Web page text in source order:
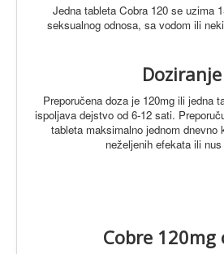
Jedna tableta Cobra 120 se uzima
seksualnog odnosa, sa vodom ili
Doziranje
Preporučena doza je 120mg ili jedna
ispoljava dejstvo od 6-12 sati.
tableta maksimalno jednom dnevno
neželjenih efekata ili
Cobre 120mg